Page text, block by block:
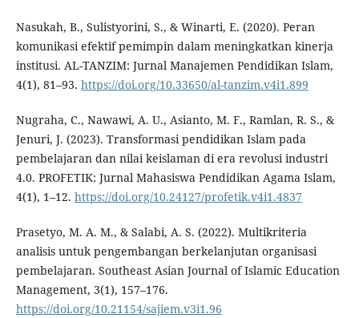
Nasukah, B., Sulistyorini, S., & Winarti, E. (2020). Peran
komunikasi efektif pemimpin dalam meningkatkan kinerja
institusi. AL-TANZIM: Jurnal Manajemen Pendidikan Islam,
4(1), 81–93. https://doi.org/10.33650/al-tanzim.v4i1.899
Nugraha, C., Nawawi, A. U., Asianto, M. F., Ramlan, R. S., &
Jenuri, J. (2023). Transformasi pendidikan Islam pada
pembelajaran dan nilai keislaman di era revolusi industri
4.0. PROFETIK: Jurnal Mahasiswa Pendidikan Agama Islam,
4(1), 1–12. https://doi.org/10.24127/profetik.v4i1.4837
Prasetyo, M. A. M., & Salabi, A. S. (2022). Multikriteria
analisis untuk pengembangan berkelanjutan organisasi
pembelajaran. Southeast Asian Journal of Islamic Education
Management, 3(1), 157–176.
https://doi.org/10.21154/sajiem.v3i1.96